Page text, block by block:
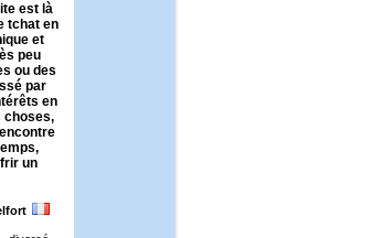
est là
tchat en
et
peu
ou des
par
en
choses,
un